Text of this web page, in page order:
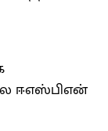
ஈஎஸ்பிஎன்